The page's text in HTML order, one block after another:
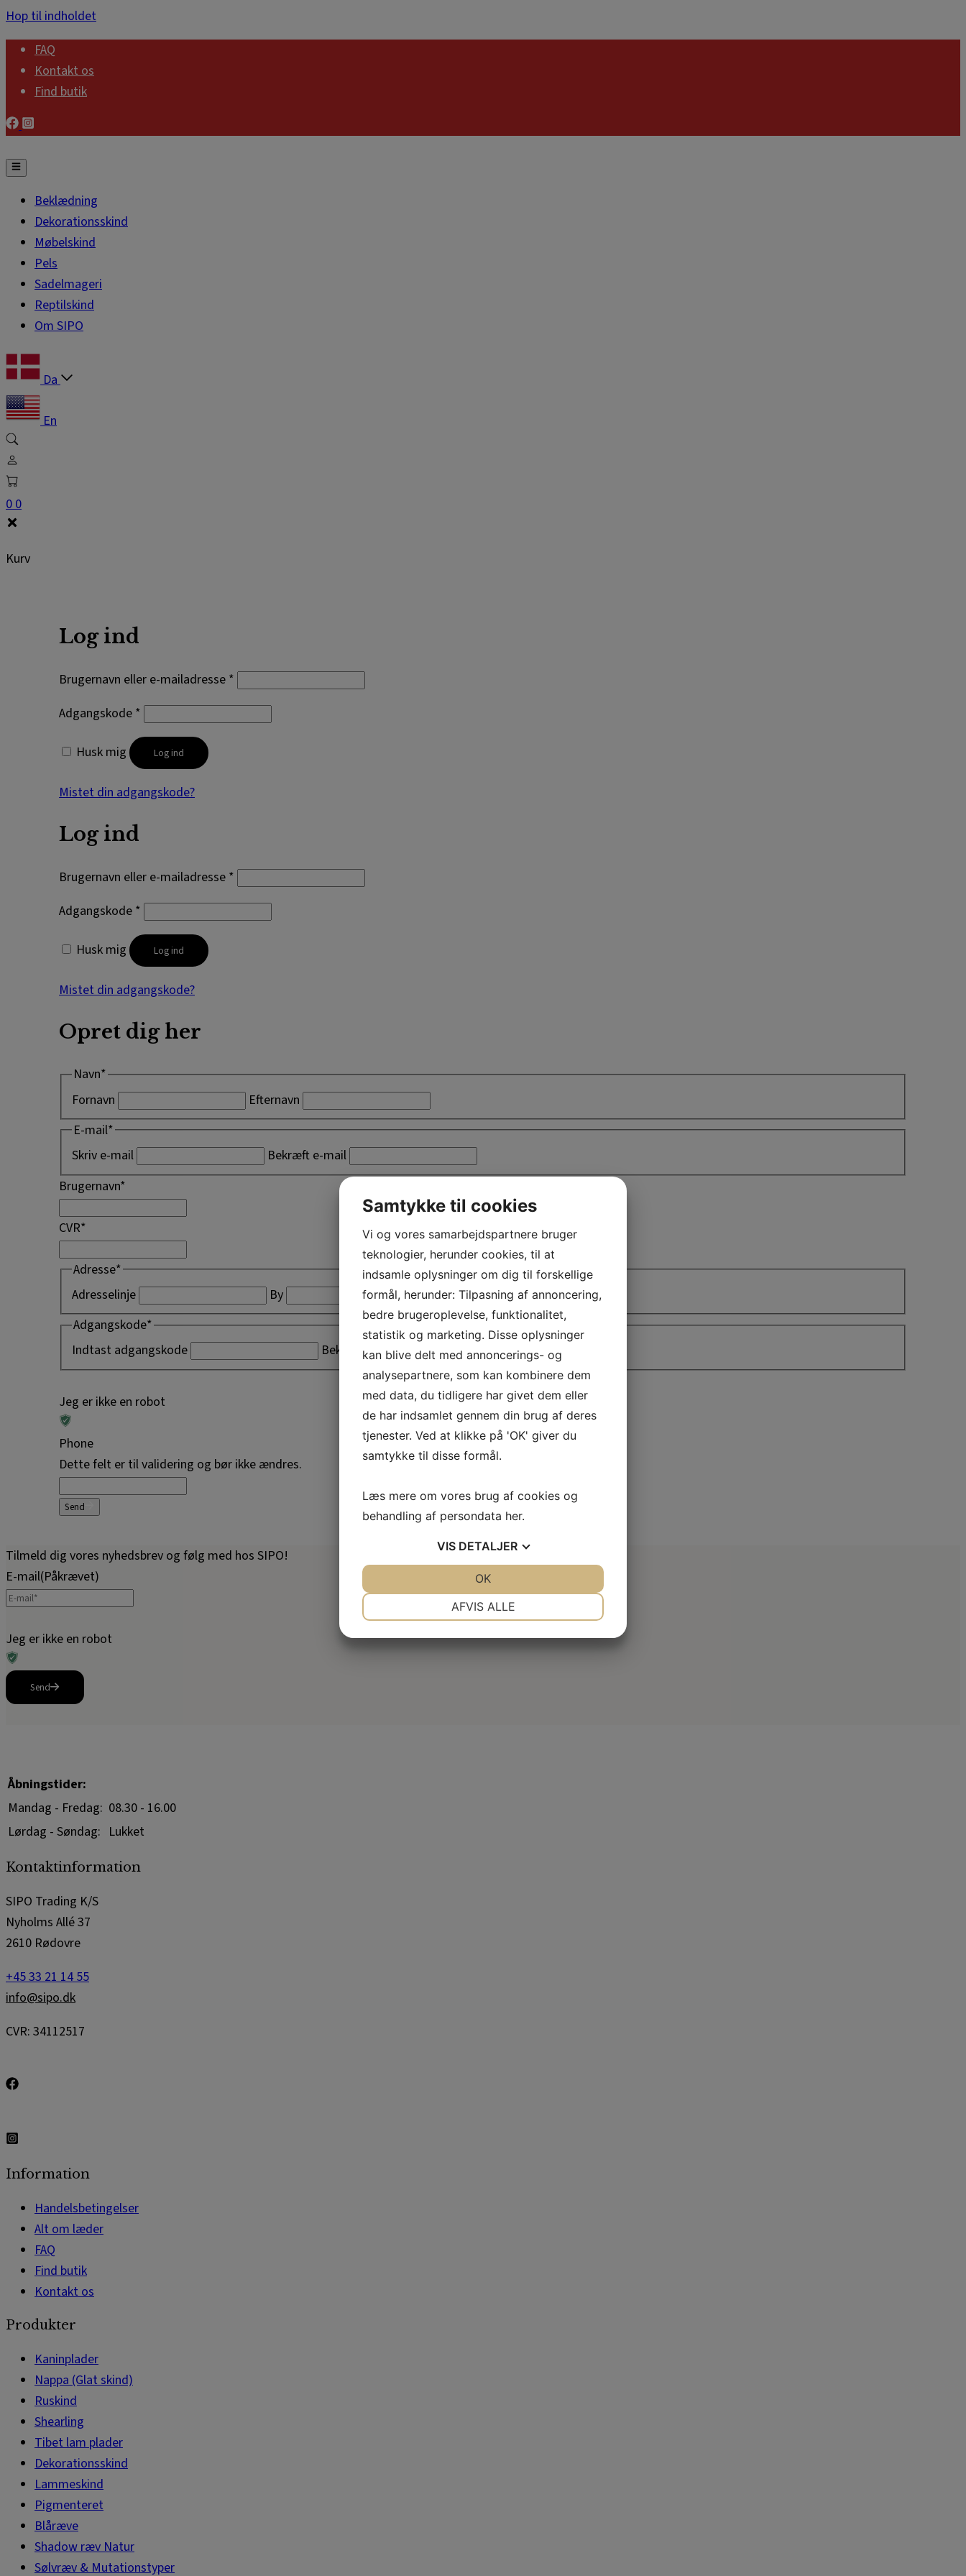
Hop til indholdet
FAQ
Kontakt os
Find butik
Beklædning
Dekorationsskind
Møbelskind
Pels
Sadelmageri
Reptilskind
Om SIPO
Da
En
00
Kurv
Log ind
Brugernavn eller e-mailadresse *
Adgangskode *
Husk mig Log ind
Mistet din adgangskode?
Log ind
Brugernavn eller e-mailadresse *
Adgangskode *
Husk mig Log ind
Mistet din adgangskode?
Opret dig her
Navn*
Fornavn
Efternavn
E-mail*
Skriv e-mail
Bekræft e-mail
Brugernavn*
CVR*
Adresse*
Adresselinje
By
Postnr.
Adgangskode*
Indtast adgangskode
Bekræft adgangskode
Jeg er ikke en robot
Phone
Dette felt er til validering og bør ikke ændres.
Send
Tilmeld dig vores nyhedsbrev og følg med hos SIPO!
E-mail(Påkrævet)
Jeg er ikke en robot
Send
Åbningstider:
Mandag - Fredag: 08.30 - 16.00
Lørdag - Søndag: Lukket
Kontaktinformation
SIPO Trading K/S
Nyholms Allé 37
2610 Rødovre
+45 33 21 14 55
info@sipo.dk
CVR: 34112517
Information
Handelsbetingelser
Alt om læder
FAQ
Find butik
Kontakt os
Produkter
Kaninplader
Nappa (Glat skind)
Ruskind
Shearling
Tibet lam plader
Dekorationsskind
Lammeskind
Pigmenteret
Blåræve
Shadow ræv Natur
Sølvræv & Mutationstyper
Samtykke til cookies
Vi og vores samarbejdspartnere bruger
teknologier, herunder cookies, til at
indsamle oplysninger om dig til forskellige
formål, herunder: Tilpasning af annoncering,
bedre brugeroplevelse, funktionalitet,
statistik og marketing. Disse oplysninger
kan blive delt med annoncerings- og
analysepartnere, som kan kombinere dem
med data, du tidligere har givet dem eller
de har indsamlet gennem din brug af deres
tjenester. Ved at klikke på 'OK' giver du
samtykke til disse formål.
Læs mere om vores brug af cookies og
behandling af persondata her.
VIS DETALJER
AFVIS ALLE
OK